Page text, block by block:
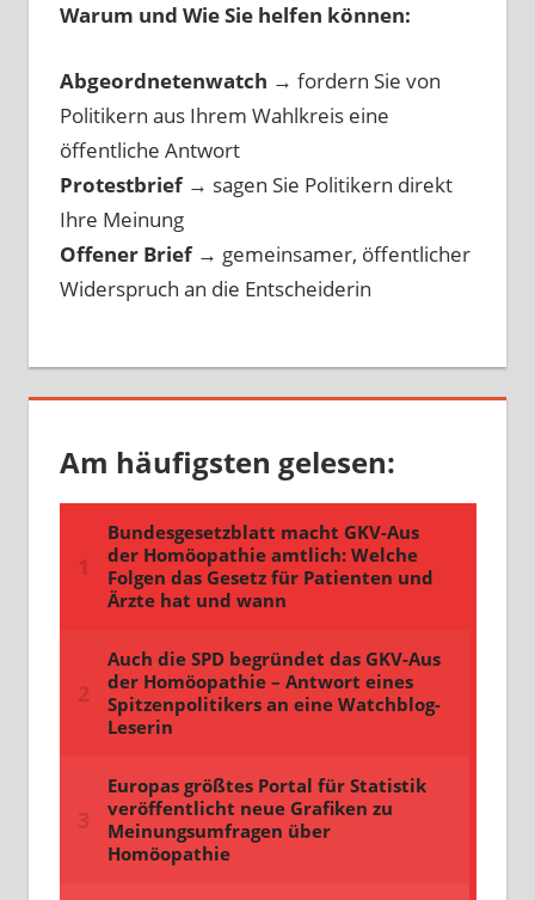
Warum und Wie Sie helfen können:
Abgeordnetenwatch → fordern Sie von
Politikern aus Ihrem Wahlkreis eine
öffentliche Antwort
Protestbrief → sagen Sie Politikern direkt
Ihre Meinung
Offener Brief → gemeinsamer, öffentlicher
Widerspruch an die Entscheiderin
Am häufigsten gelesen: